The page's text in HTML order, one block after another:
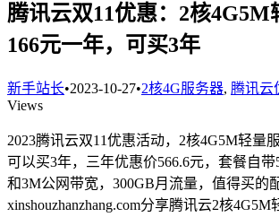
腾讯云双11优惠：2核4G5M
166元一年，可买3年
新手站长•2023-10-27•2核4G服务器, 腾讯云
Views
2023腾讯云双11优惠活动，2核4G5M轻量
可以买3年，三年优惠价566.6元，套餐自带
和3M公网带宽，300GB月流量，值得买的
xinshouzhanzhang.com分享腾讯云2核